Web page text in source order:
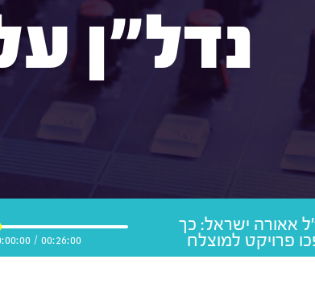
נדל"ן
00:26:00
/
אאורה ישראל: כך
פרויקט למוצלח